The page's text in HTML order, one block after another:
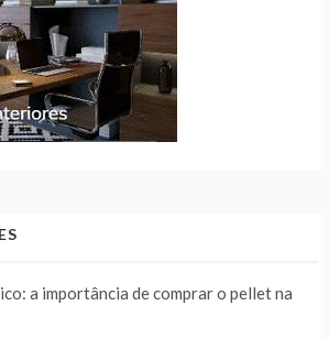
a importância de comprar o pellet na